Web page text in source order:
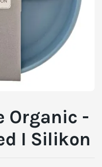
Organic -
I Silikon